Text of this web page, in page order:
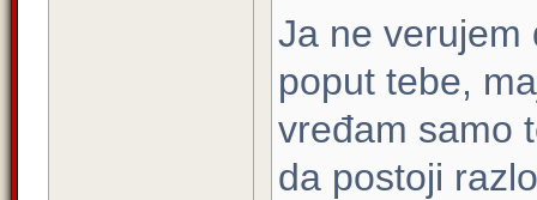
Ja ne verujem
poput tebe,
vređam samo
da postoji